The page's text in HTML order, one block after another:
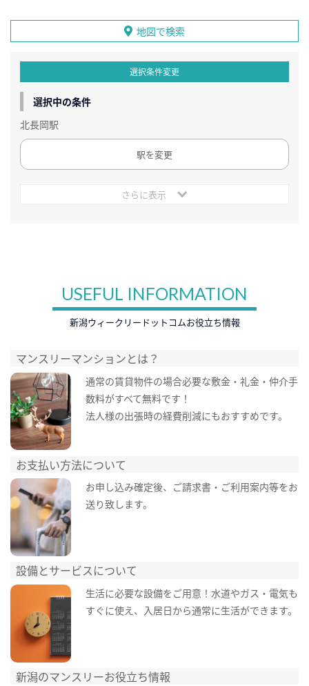
地図で検索
選択条件変更
選択中の条件
北長岡駅
駅を変更
さらに表示
USEFUL INFORMATION
新潟ウィークリードットコムお役立ち情報
マンスリーマンションとは？
通常の賃貸物件の場合必要な敷金・礼金・仲介手
数料がすべて無料です！
法人様の出張時の経費削減にもおすすめです。
お支払い方法について
お申し込み確定後、ご請求書・ご利用案内等をお
送り致します。
設備とサービスについて
生活に必要な設備をご用意！水道やガス・電気も
すぐに使え、入居日から通常に生活ができます。
新潟のマンスリーお役立ち情報